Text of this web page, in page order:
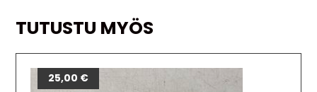
TUTUSTU MYÖS
25,00 €